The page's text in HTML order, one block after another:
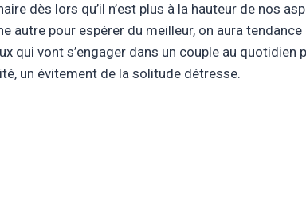
dès lors qu’il n’est plus à la hauteur de nos
autre pour espérer du meilleur, on aura tendance
qui vont s’engager dans un couple au quotidien
un évitement de la solitude détresse.